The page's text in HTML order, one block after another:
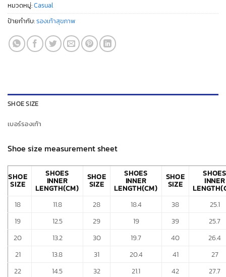
หมวดหมู่:Casual
ป้ายกำกับ:รองเท้าสุขภาพ
SHOE SIZE
เบอร์รองเท้า
Shoe size measurement sheet
SHOE
SIZE
SHOES
INNER
LENGTH(CM)
SHOE
SIZE
SHOES
INNER
LENGTH(CM)
SHOE
SIZE
SHOES
INNER
18
11.8 28 18.4 38
25.1
19
12.5 29 19 39
25.7
20
13.2 30 19.7 40
26.4
21
13.8 31 20.4 41
27
22
14.5 32 21.1 42
27.7